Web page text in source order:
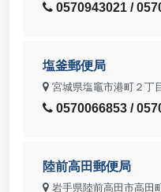
0570943021 /
塩釜郵便局
宮城県塩竈市港町２丁
0570066853 /
陸前高田郵便局
岩手県陸前高田市高田